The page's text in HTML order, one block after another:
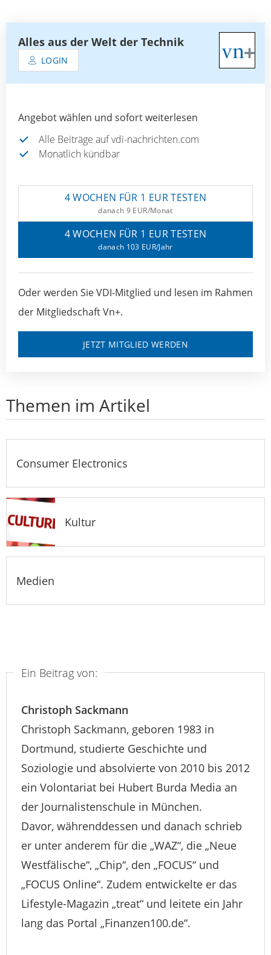
Alles aus der Welt der Technik
LOGIN
Angebot wählen und sofort weiterlesen
Alle Beiträge auf vdi-nachrichten.com
Monatlich kündbar
4 WOCHEN FÜR 1 EUR TESTEN
danach 9 EUR/Monat
4 WOCHEN FÜR 1 EUR TESTEN
danach 103 EUR/Jahr
Oder werden Sie VDI-Mitglied und lesen im Rahmen
der Mitgliedschaft Vn+.
JETZT MITGLIED WERDEN
Themen im Artikel
Consumer Electronics
Kultur
Medien
Ein Beitrag von:
Christoph Sackmann
Christoph Sackmann, geboren 1983 in
Dortmund, studierte Geschichte und
Soziologie und absolvierte von 2010 bis 2012
ein Volontariat bei Hubert Burda Media an
der Journalistenschule in München.
Davor, währenddessen und danach schrieb
er unter anderem für die „WAZ“, die „Neue
Westfälische“, „Chip“, den „FOCUS“ und
„FOCUS Online“. Zudem entwickelte er das
Lifestyle-Magazin „treat“ und leitete ein Jahr
lang das Portal „Finanzen100.de“.